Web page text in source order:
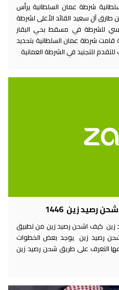
شرطة عمان السلطانية يرأس
طارق آل سعيد القائد الأعلى لشرطة
للشرطة في مسقط بحي البقار
شرطة عمان السلطانية بتحديد
للتجنيد في الشرطة العمانية
زين 1446
زين كيف اشحن رصيد زين من تطبيق
رصيد زين يوجد بعض الخطوات
التعرف على طريق شحن رصيد زين